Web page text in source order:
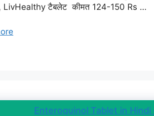
LivHealthy टैबलेट कीमत 124-150 Rs …
Enteroquinol Tablet in Hindi –